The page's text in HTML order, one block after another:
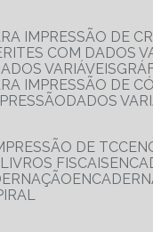
IMPRESSÃO DE
COM DADOS
VARIÁVEIS
IMPRESSÃO DE
DADOS
DE TCC
FISCAIS